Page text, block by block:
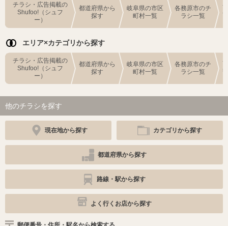
チラシ・広告掲載の
Shufoo!（シュフ
ー）
都道府県から
探す
岐阜県の市区
町村一覧
各務原市のチ
ラシ一覧
エリア×カテゴリから探す
チラシ・広告掲載の
Shufoo!（シュフ
ー）
都道府県から
探す
岐阜県の市区
町村一覧
各務原市のチ
ラシ一覧
他のチラシを探す
現在地から探す カテゴリから探す
都道府県から探す
路線・駅から探す
よく行くお店から探す